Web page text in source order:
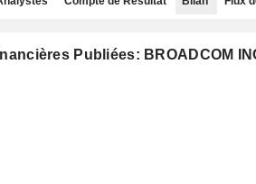
Publiées: BROADCOM